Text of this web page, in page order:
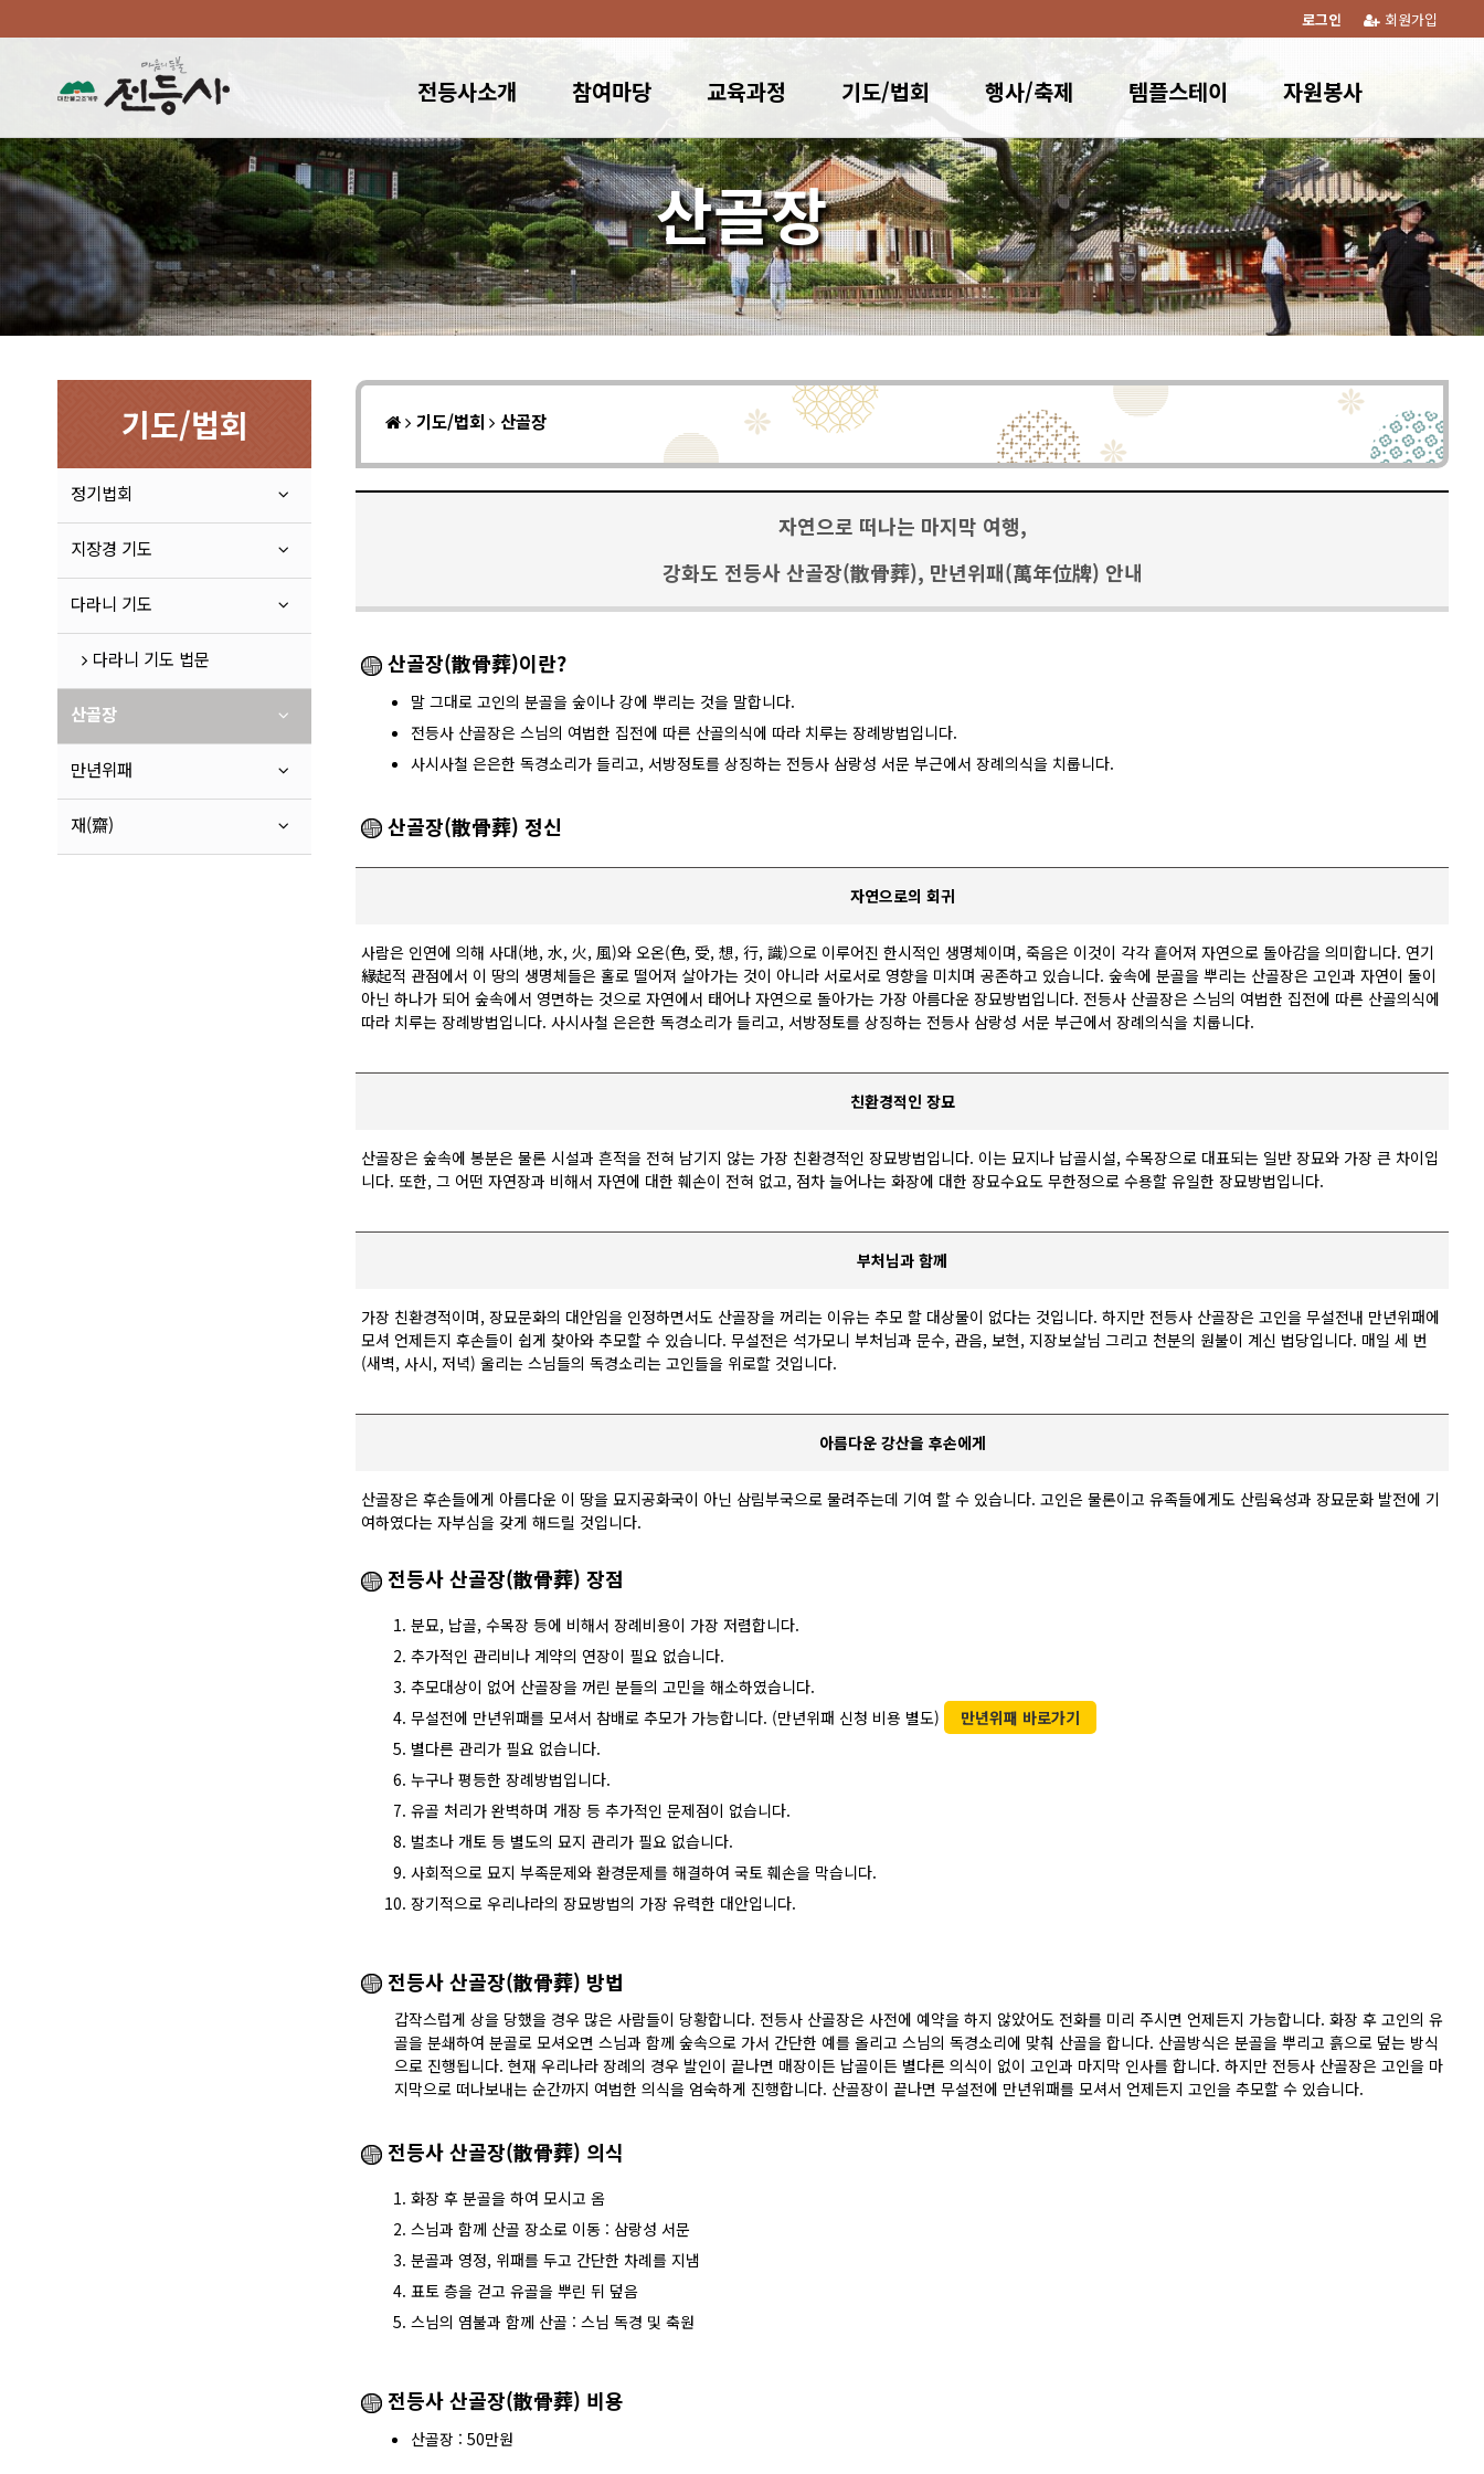
회원가입
로그인
전등사소개 참여마당 교육과정 기도/법회 행사/축제 템플스테이 자원봉사
산골장
기도/법회
정기법회
지장경 기도
다라니 기도
다라니 기도 법문
산골장
만년위패
재(齋)
기도/법회 산골장
자연으로 떠나는 마지막 여행,
강화도 전등사 산골장(散骨葬), 만년위패(萬年位牌) 안내
산골장(散骨葬)이란?
말 그대로 고인의 분골을 숲이나 강에 뿌리는 것을 말합니다.
전등사 산골장은 스님의 여법한 집전에 따른 산골의식에 따라 치루는 장례방법입니다.
사시사철 은은한 독경소리가 들리고, 서방정토를 상징하는 전등사 삼랑성 서문 부근에서 장례의식을 치룹니다.
산골장(散骨葬) 정신
자연으로의 회귀
사람은 인연에 의해 사대(地, 水, 火, 風)와 오온(色, 受, 想, 行, 識)으로 이루어진 한시적인 생명체이며, 죽음은 이것이 각각 흩어져 자연으로 돌아감을 의미합니다. 연기
緣起적 관점에서 이 땅의 생명체들은 홀로 떨어져 살아가는 것이 아니라 서로서로 영향을 미치며 공존하고 있습니다. 숲속에 분골을 뿌리는 산골장은 고인과 자연이 둘이
아닌 하나가 되어 숲속에서 영면하는 것으로 자연에서 태어나 자연으로 돌아가는 가장 아름다운 장묘방법입니다. 전등사 산골장은 스님의 여법한 집전에 따른 산골의식에
따라 치루는 장례방법입니다. 사시사철 은은한 독경소리가 들리고, 서방정토를 상징하는 전등사 삼랑성 서문 부근에서 장례의식을 치룹니다.
친환경적인 장묘
산골장은 숲속에 봉분은 물론 시설과 흔적을 전혀 남기지 않는 가장 친환경적인 장묘방법입니다. 이는 묘지나 납골시설, 수목장으로 대표되는 일반 장묘와 가장 큰 차이입
니다. 또한, 그 어떤 자연장과 비해서 자연에 대한 훼손이 전혀 없고, 점차 늘어나는 화장에 대한 장묘수요도 무한정으로 수용할 유일한 장묘방법입니다.
부처님과 함께
가장 친환경적이며, 장묘문화의 대안임을 인정하면서도 산골장을 꺼리는 이유는 추모 할 대상물이 없다는 것입니다. 하지만 전등사 산골장은 고인을 무설전내 만년위패에
모셔 언제든지 후손들이 쉽게 찾아와 추모할 수 있습니다. 무설전은 석가모니 부처님과 문수, 관음, 보현, 지장보살님 그리고 천분의 원불이 계신 법당입니다. 매일 세 번
(새벽, 사시, 저녁) 울리는 스님들의 독경소리는 고인들을 위로할 것입니다.
아름다운 강산을 후손에게
산골장은 후손들에게 아름다운 이 땅을 묘지공화국이 아닌 삼림부국으로 물려주는데 기여 할 수 있습니다. 고인은 물론이고 유족들에게도 산림육성과 장묘문화 발전에 기
여하였다는 자부심을 갖게 해드릴 것입니다.
전등사 산골장(散骨葬) 장점
분묘, 납골, 수목장 등에 비해서 장례비용이 가장 저렴합니다.
추가적인 관리비나 계약의 연장이 필요 없습니다.
추모대상이 없어 산골장을 꺼린 분들의 고민을 해소하였습니다.
무설전에 만년위패를 모셔서 참배로 추모가 가능합니다. (만년위패 신청 비용 별도)
만년위패 바로가기
별다른 관리가 필요 없습니다.
누구나 평등한 장례방법입니다.
유골 처리가 완벽하며 개장 등 추가적인 문제점이 없습니다.
벌초나 개토 등 별도의 묘지 관리가 필요 없습니다.
사회적으로 묘지 부족문제와 환경문제를 해결하여 국토 훼손을 막습니다.
장기적으로 우리나라의 장묘방법의 가장 유력한 대안입니다.
전등사 산골장(散骨葬) 방법
갑작스럽게 상을 당했을 경우 많은 사람들이 당황합니다. 전등사 산골장은 사전에 예약을 하지 않았어도 전화를 미리 주시면 언제든지 가능합니다. 화장 후 고인의 유
골을 분쇄하여 분골로 모셔오면 스님과 함께 숲속으로 가서 간단한 예를 올리고 스님의 독경소리에 맞춰 산골을 합니다. 산골방식은 분골을 뿌리고 흙으로 덮는 방식
으로 진행됩니다. 현재 우리나라 장례의 경우 발인이 끝나면 매장이든 납골이든 별다른 의식이 없이 고인과 마지막 인사를 합니다. 하지만 전등사 산골장은 고인을 마
지막으로 떠나보내는 순간까지 여법한 의식을 엄숙하게 진행합니다. 산골장이 끝나면 무설전에 만년위패를 모셔서 언제든지 고인을 추모할 수 있습니다.
전등사 산골장(散骨葬) 의식
화장 후 분골을 하여 모시고 옴
스님과 함께 산골 장소로 이동 : 삼랑성 서문
분골과 영정, 위패를 두고 간단한 차례를 지냄
표토 층을 걷고 유골을 뿌린 뒤 덮음
스님의 염불과 함께 산골 : 스님 독경 및 축원
전등사 산골장(散骨葬) 비용
산골장 : 50만원